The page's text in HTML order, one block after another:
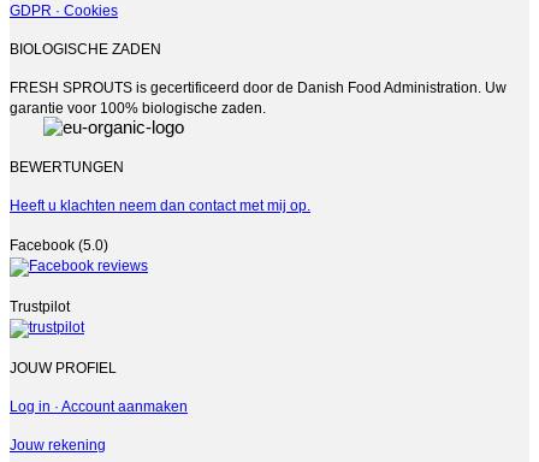
GDPR · Cookies
BIOLOGISCHE ZADEN
FRESH SPROUTS is gecertificeerd door de Danish Food Administration. Uw
garantie voor 100% biologische zaden.
BEWERTUNGEN
Heeft u klachten neem dan contact met mij op.
Facebook (5.0)
Trustpilot
JOUW PROFIEL
Log in · Account aanmaken
Jouw rekening